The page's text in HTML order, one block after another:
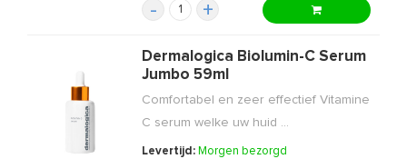
- +
Dermalogica Biolumin-C Serum
Jumbo 59ml
Comfortabel en zeer effectief Vitamine
C serum welke uw huid ...
Levertijd: Morgen bezorgd